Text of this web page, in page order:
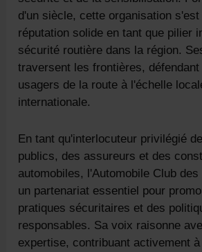
d'un siècle, cette organisation s'est
réputation solide en tant que pilier
sécurité routière dans la région.
traversent les frontières,
usagers de la route à l'échelle
internationale.
En tant qu'interlocuteur privilégié
publics, des assureurs et des
automobiles, l'Automobile Club
un partenariat essentiel pour
pratiques sécuritaires et des
responsables. Sa voix raisonne
expertise, contribuant activement